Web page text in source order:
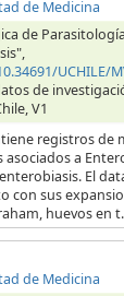
de Medicina
de
UCHILE/
de
V1
registros de
a
El
con sus
huevos en
de Medicina